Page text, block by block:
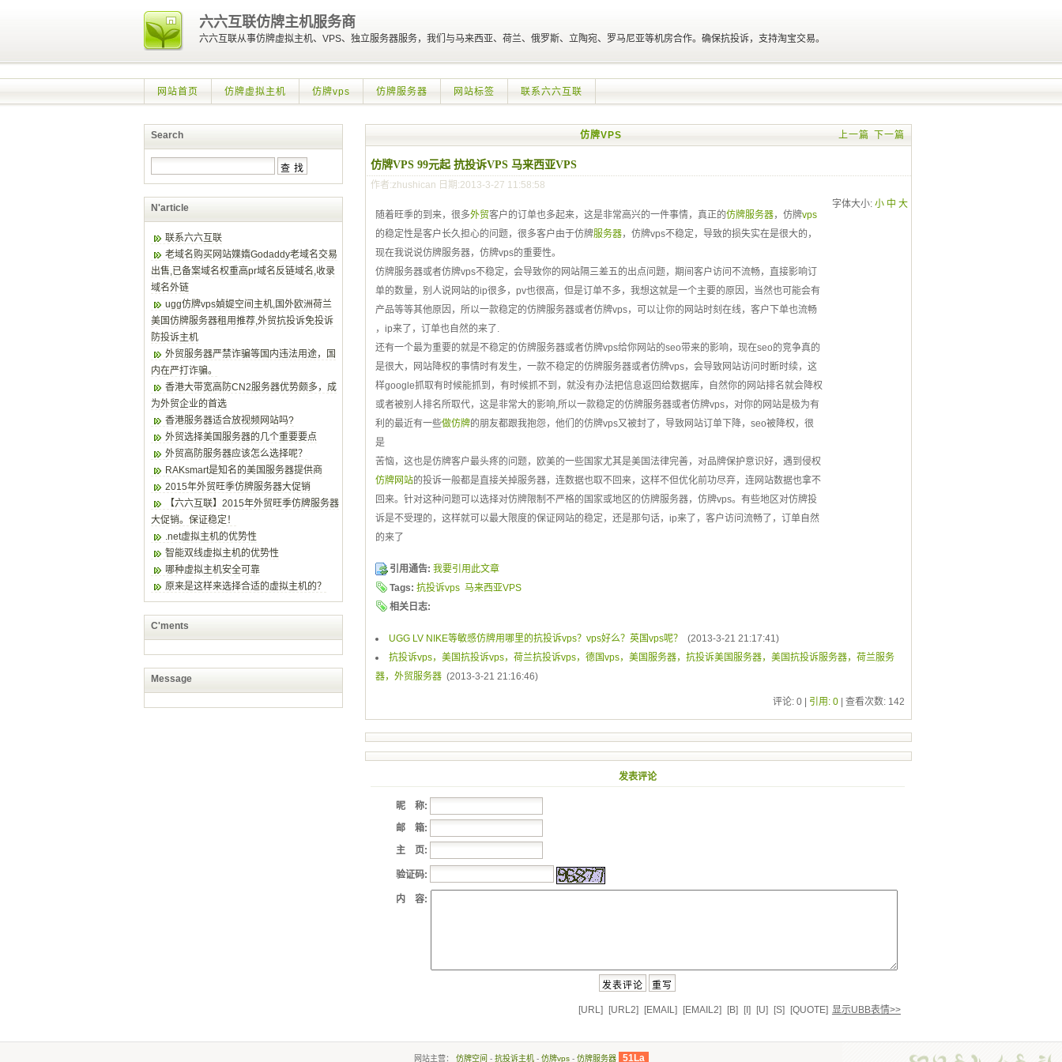
六六互联仿牌主机服务商
六六互联从事仿牌虚拟主机、VPS、独立服务器服务，我们与马来西亚、荷兰、俄罗斯、立陶宛、罗马尼亚等机房合作。确保抗投诉，支持淘宝交易。
网站首页 仿牌虚拟主机 仿牌vps 仿牌服务器 网站标签 联系六六互联
上一篇 下一篇
仿牌VPS
仿牌VPS 99元起 抗投诉VPS 马来西亚VPS
作者:zhushican 日期:2013-3-27 11:58:58
字体大小: 小 中 大
随着旺季的到来，很多外贸客户的订单也多起来，这是非常高兴的一件事情，真正的仿牌服务器，仿牌vps
的稳定性是客户长久担心的问题，很多客户由于仿牌服务器，仿牌vps不稳定，导致的损失实在是很大的，
现在我说说仿牌服务器，仿牌vps的重要性。
仿牌服务器或者仿牌vps不稳定，会导致你的网站隔三差五的出点问题，期间客户访问不流畅，直接影响订
单的数量，别人说网站的ip很多，pv也很高，但是订单不多，我想这就是一个主要的原因，当然也可能会有
产品等等其他原因，所以一款稳定的仿牌服务器或者仿牌vps，可以让你的网站时刻在线，客户下单也流畅
，ip来了，订单也自然的来了.
还有一个最为重要的就是不稳定的仿牌服务器或者仿牌vps给你网站的seo带来的影响，现在seo的竞争真的
是很大，网站降权的事情时有发生，一款不稳定的仿牌服务器或者仿牌vps，会导致网站访问时断时续，这
样google抓取有时候能抓到，有时候抓不到，就没有办法把信息返回给数据库，自然你的网站排名就会降权
或者被别人排名所取代，这是非常大的影响,所以一款稳定的仿牌服务器或者仿牌vps，对你的网站是极为有
利的最近有一些做仿牌的朋友都跟我抱怨，他们的仿牌vps又被封了，导致网站订单下降，seo被降权，很
是
苦恼，这也是仿牌客户最头疼的问题，欧美的一些国家尤其是美国法律完善，对品牌保护意识好，遇到侵权
仿牌网站的投诉一般都是直接关掉服务器，连数据也取不回来，这样不但优化前功尽弃，连网站数据也拿不
回来。针对这种问题可以选择对仿牌限制不严格的国家或地区的仿牌服务器，仿牌vps。有些地区对仿牌投
诉是不受理的，这样就可以最大限度的保证网站的稳定，还是那句话，ip来了，客户访问流畅了，订单自然
的来了
引用通告: 我要引用此文章
Tags: 抗投诉vps 马来西亚VPS
相关日志:
UGG LV NIKE等敏感仿牌用哪里的抗投诉vps？vps好么？英国vps呢？
(2013-3-21 21:17:41)
抗投诉vps，美国抗投诉vps，荷兰抗投诉vps，德国vps，美国服务器，抗投诉美国服务器，美国抗投诉服务器，荷兰服务
器，外贸服务器 (2013-3-21 21:16:46)
评论: 0 | 引用: 0 | 查看次数: 142
发表评论
昵 称:
邮 箱:
主 页:
验证码:
内 容:
[URL] [URL2] [EMAIL] [EMAIL2] [B] [I] [U] [S] [QUOTE] 显示UBB表情>>
Search
N'article
联系六六互联
老域名购买网站媟媠Godaddy老域名交易
出售,已备案域名权重高pr域名反链域名,收录
域名外链
ugg仿牌vps媜媞空间主机,国外欧洲荷兰
美国仿牌服务器租用推荐,外贸抗投诉免投诉
防投诉主机
外贸服务器严禁诈骗等国内违法用途，国
内在严打诈骗。
香港大带宽高防CN2服务器优势颇多，成
为外贸企业的首选
香港服务器适合放视频网站吗?
外贸选择美国服务器的几个重要要点
外贸高防服务器应该怎么选择呢？
RAKsmart是知名的美国服务器提供商
2015年外贸旺季仿牌服务器大促销
【六六互联】2015年外贸旺季仿牌服务器
大促销。保证稳定！
.net虚拟主机的优势性
智能双线虚拟主机的优势性
哪种虚拟主机安全可靠
原来是这样来选择合适的虚拟主机的？
C'ments
Message
网站主营： 仿牌空间 - 抗投诉主机- 仿牌vps- 仿牌服务器 51La